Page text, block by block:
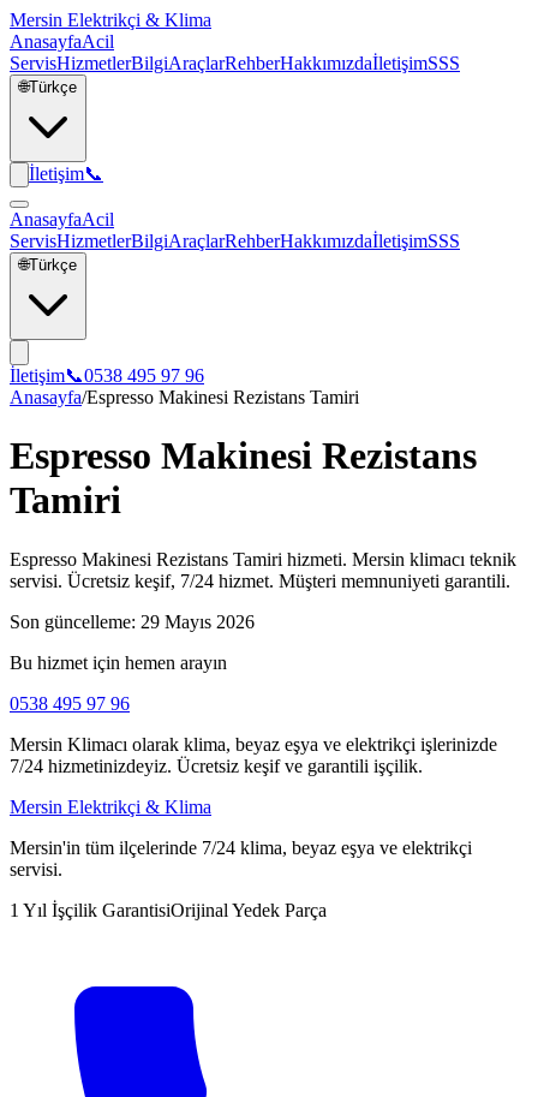
Mersin Elektrikçi & Klima
AnasayfaAcil
ServisHizmetlerBilgiAraçlarRehberHakkımızdaİletişimSSS
🌐Türkçe
İletişim📞
AnasayfaAcil
ServisHizmetlerBilgiAraçlarRehberHakkımızdaİletişimSSS
🌐Türkçe
İletişim📞0538 495 97 96
Anasayfa/Espresso Makinesi Rezistans Tamiri
Espresso Makinesi Rezistans
Tamiri
Espresso Makinesi Rezistans Tamiri hizmeti. Mersin klimacı teknik
servisi. Ücretsiz keşif, 7/24 hizmet. Müşteri memnuniyeti garantili.
Son güncelleme: 29 Mayıs 2026
Bu hizmet için hemen arayın
0538 495 97 96
Mersin Klimacı olarak klima, beyaz eşya ve elektrikçi işlerinizde
7/24 hizmetinizdeyiz. Ücretsiz keşif ve garantili işçilik.
Mersin Elektrikçi & Klima
Mersin'in tüm ilçelerinde 7/24 klima, beyaz eşya ve elektrikçi
servisi.
1 Yıl İşçilik GarantisiOrijinal Yedek Parça